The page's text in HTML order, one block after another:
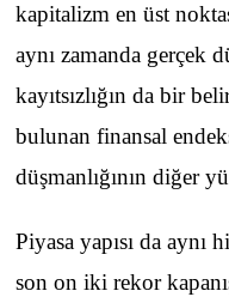
kapitalizm en üst
aynı zamanda gerçek
kayıtsızlığın da bir
bulunan finansal
düşmanlığının diğer
Piyasa yapısı da aynı
son on iki rekor